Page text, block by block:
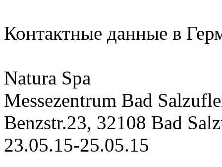
Контактные данные в
Natura Spa
Messezentrum Bad
Benzstr.23, 32108 Bad
23.05.15-25.05.15